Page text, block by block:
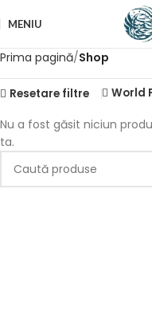
MENIU
Prima pagină Shop
Resetare filtre World
Nu a fost găsit niciun
ta.